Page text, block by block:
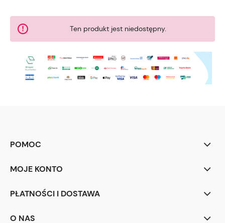
Ten produkt jest niedostępny.
POMOC
MOJE KONTO
PŁATNOŚCI I DOSTAWA
O NAS